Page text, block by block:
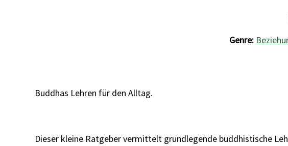
Genre:
Buddhas Lehren für den Alltag.
Dieser kleine Ratgeber vermittelt grundlegende buddhistische